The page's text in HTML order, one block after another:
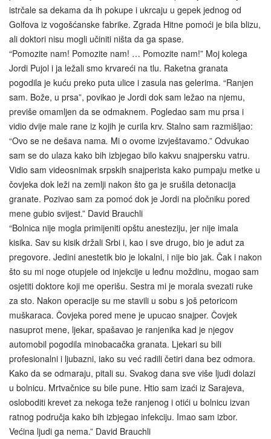
istrčale sa dekama da ih pokupe i ukrcaju u gepek jednog od
Golfova iz vogošćanske fabrike. Zgrada Hitne pomoći je bila blizu,
ali doktori nisu mogli učiniti ništa da ga spase.
“Pomozite nam! Pomozite nam! … Pomozite nam!” Moj kolega
Jordi Pujol i ja ležali smo krvareći na tlu. Raketna granata
pogodila je kuću preko puta ulice i zasula nas gelerima. “Ranjen
sam. Bože, u prsa”, povikao je Jordi dok sam ležao na njemu,
previše omamljen da se odmaknem. Pogledao sam mu prsa i
vidio dvije male rane iz kojih je curila krv. Stalno sam razmišljao:
“Ovo se ne dešava nama. Mi o ovome izvještavamo.” Odvukao
sam se do ulaza kako bih izbjegao bilo kakvu snajpersku vatru.
Vidio sam videosnimak srpskih snajperista kako pumpaju metke u
čovjeka dok leži na zemlji nakon što ga je srušila detonacija
granate. Pozivao sam za pomoć dok je Jordi na pločniku pored
mene gubio svijest.” David Brauchli
“Bolnica nije mogla primijeniti opštu anesteziju, jer nije imala
kisika. Sav su kisik držali Srbi i, kao i sve drugo, bio je adut za
pregovore. Jedini anestetik bio je lokalni, i nije bio jak. Čak i nakon
što su mi noge otupjele od injekcije u leđnu moždinu, mogao sam
osjetiti doktore koji me operišu. Sestra mi je morala svezati ruke
za sto. Nakon operacije su me stavili u sobu s još petoricom
muškaraca. Čovjeka pored mene je upucao snajper. Čovjek
nasuprot mene, ljekar, spašavao je ranjenika kad je njegov
automobil pogodila minobacačka granata. Ljekari su bili
profesionalni i ljubazni, iako su već radili četiri dana bez odmora.
Kako da se odmaraju, pitali su. Svakog dana sve više ljudi dolazi
u bolnicu. Mrtvačnice su bile pune. Htio sam izaći iz Sarajeva,
osloboditi krevet za nekoga teže ranjenog i otići u bolnicu izvan
ratnog područja kako bih izbjegao infekciju. Imao sam izbor.
Većina ljudi ga nema.” David Brauchli